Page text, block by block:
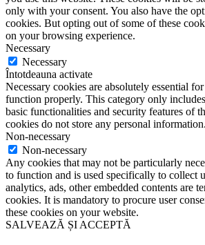
only with your consent. You also have the
cookies. But opting out of some of these
on your browsing experience.
Necessary
Necessary
Întotdeauna activate
Necessary cookies are absolutely essential
function properly. This category only
basic functionalities and security features of
cookies do not store any personal information.
Non-necessary
Non-necessary
Any cookies that may not be particularly
to function and is used specifically to collect
analytics, ads, other embedded contents are
cookies. It is mandatory to procure user
these cookies on your website.
SALVEAZĂ ȘI ACCEPTĂ